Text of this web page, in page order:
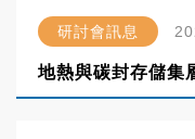
研討會訊息
地熱與碳封存儲集